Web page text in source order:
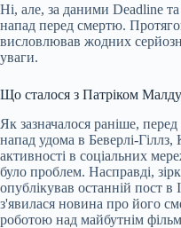
Ні, але, за даними Deadline
напад перед смертю.
висловлював жодних
уваги.
Що сталося з Патріком
Як зазначалося раніше,
напад удома в Беверлі-
активності в соціальних
було проблем. Насправді,
опублікував останній пост в
з'явилася новина про його
роботою над майбутнім